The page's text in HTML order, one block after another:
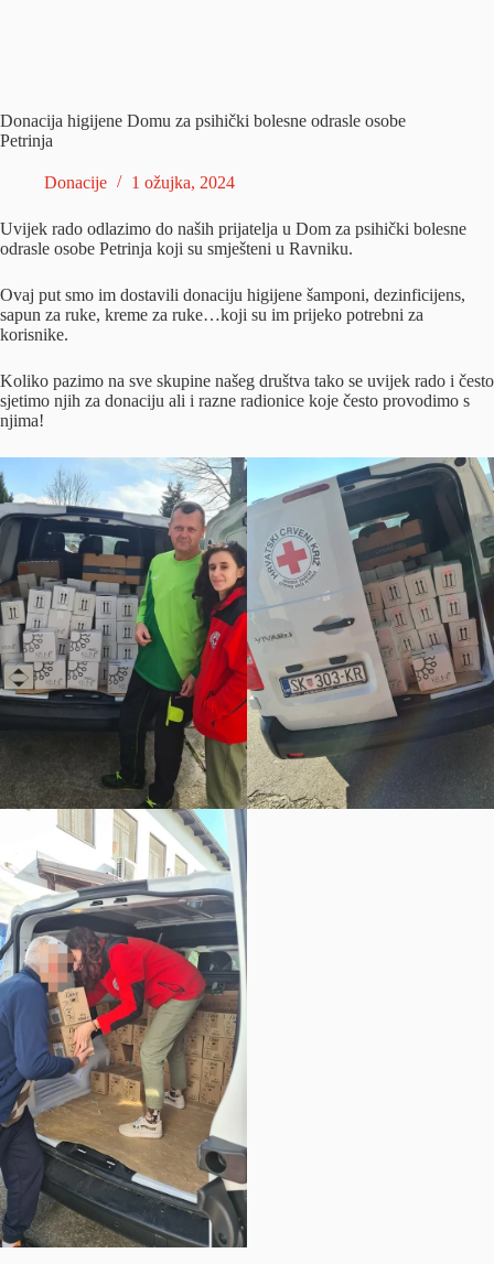
Donacija higijene Domu za psihički bolesne odrasle osobe
Petrinja
Donacije 1 ožujka, 2024
Uvijek rado odlazimo do naših prijatelja u Dom za psihički bolesne
odrasle osobe Petrinja koji su smješteni u Ravniku.
Ovaj put smo im dostavili donaciju higijene šamponi, dezinficijens,
sapun za ruke, kreme za ruke…koji su im prijeko potrebni za
korisnike.
Koliko pazimo na sve skupine našeg društva tako se uvijek rado i često
sjetimo njih za donaciju ali i razne radionice koje često provodimo s
njima!